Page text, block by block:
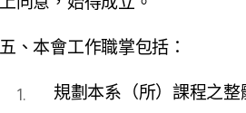
五、本會工作職掌包括：
規劃本系（所）課程之整